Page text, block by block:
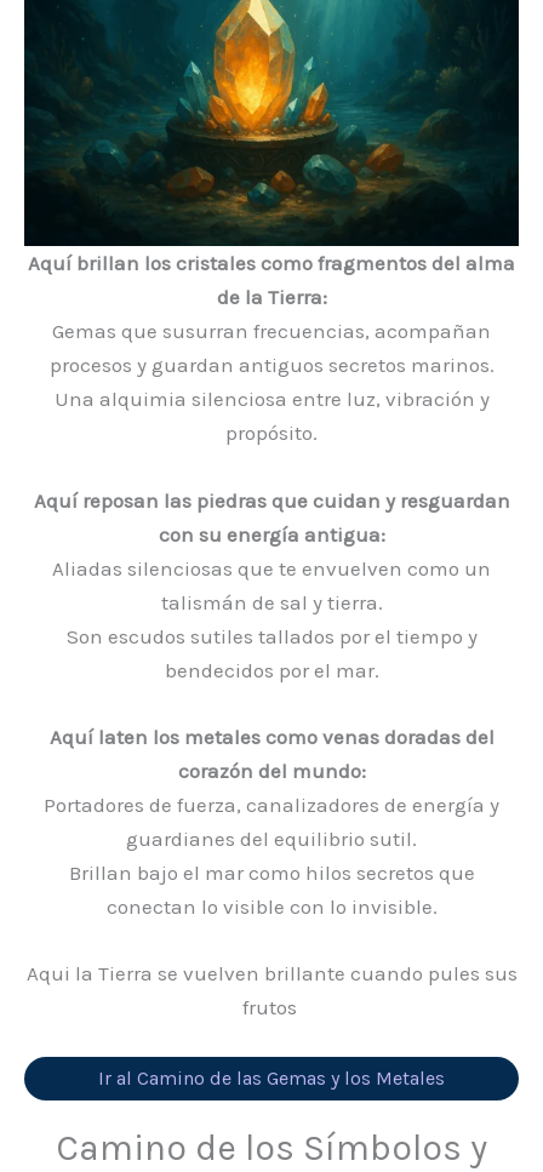
Aquí brillan los cristales como fragmentos del alma
de la Tierra:
Gemas que susurran frecuencias, acompañan
procesos y guardan antiguos secretos marinos.
Una alquimia silenciosa entre luz, vibración y
propósito.
Aquí reposan las piedras que cuidan y resguardan
con su energía antigua:
Aliadas silenciosas que te envuelven como un
talismán de sal y tierra.
Son escudos sutiles tallados por el tiempo y
bendecidos por el mar.
Aquí laten los metales como venas doradas del
corazón del mundo:
Portadores de fuerza, canalizadores de energía y
guardianes del equilibrio sutil.
Brillan bajo el mar como hilos secretos que
conectan lo visible con lo invisible.
Aqui la Tierra se vuelven brillante cuando pules sus
frutos
Ir al Camino de las Gemas y los Metales
Camino de los Símbolos y